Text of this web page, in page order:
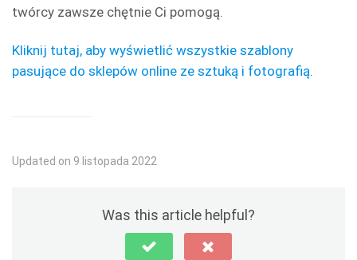
twórcy zawsze chętnie Ci pomogą.
Kliknij tutaj, aby wyświetlić wszystkie szablony
pasujące do sklepów online ze sztuką i fotografią.
Updated on 9 listopada 2022
Was this article helpful?